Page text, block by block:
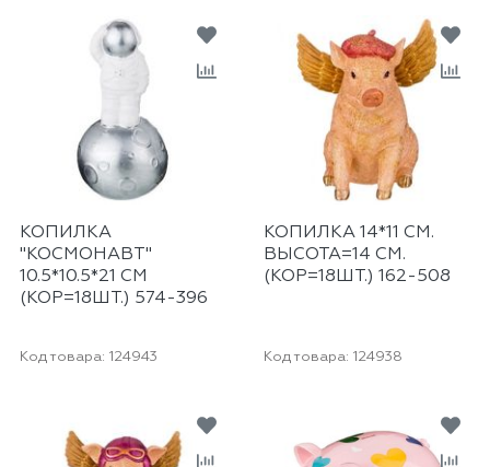
КОПИЛКА
"КОСМОНАВТ"
10.5*10.5*21 СМ
(КОР=18ШТ.) 574-396
КОПИЛКА 14*11 СМ.
ВЫСОТА=14 СМ.
(КОР=18ШТ.) 162-508
Код товара: 124943 Код товара: 124938